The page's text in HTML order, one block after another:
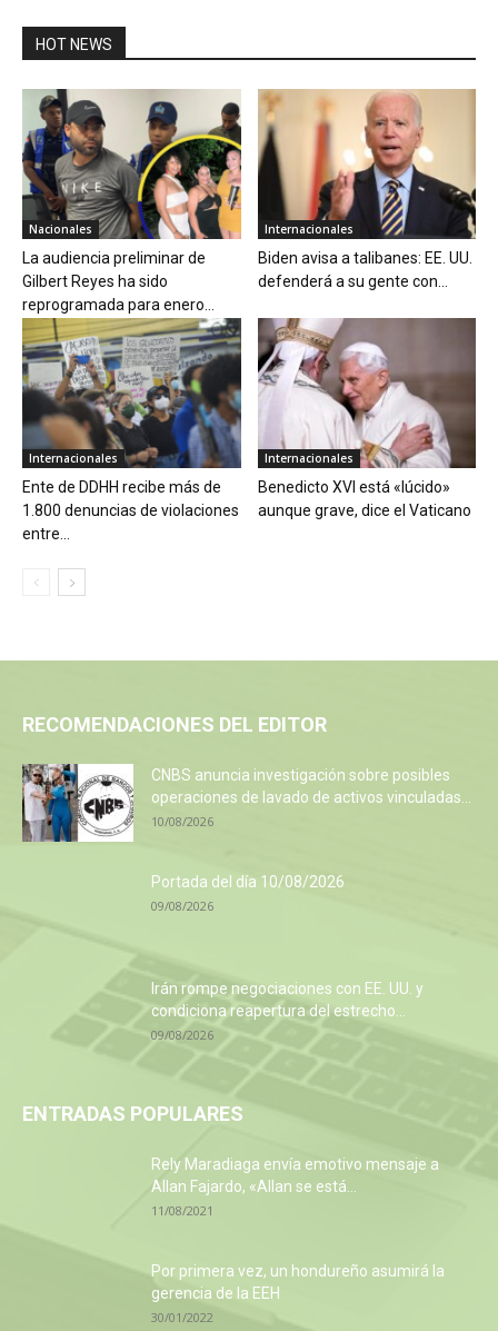
HOT NEWS
Nacionales
La audiencia preliminar de
Gilbert Reyes ha sido
reprogramada para enero...
Internacionales
Biden avisa a talibanes: EE. UU.
defenderá a su gente con...
Internacionales
Ente de DDHH recibe más de
1.800 denuncias de violaciones
entre...
Internacionales
Benedicto XVI está «lúcido»
aunque grave, dice el Vaticano
RECOMENDACIONES DEL EDITOR
CNBS anuncia investigación sobre posibles
operaciones de lavado de activos vinculadas...
10/08/2026
Portada del día 10/08/2026
09/08/2026
Irán rompe negociaciones con EE. UU. y
condiciona reapertura del estrecho...
09/08/2026
ENTRADAS POPULARES
Rely Maradiaga envía emotivo mensaje a
Allan Fajardo, «Allan se está...
11/08/2021
Por primera vez, un hondureño asumirá la
gerencia de la EEH
30/01/2022